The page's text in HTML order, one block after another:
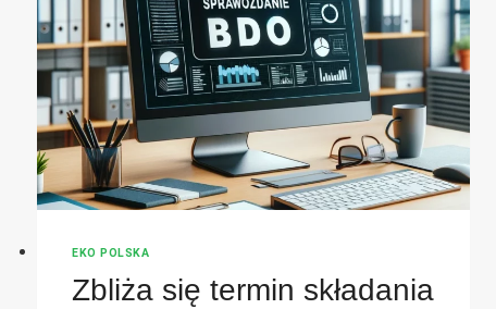
EKO POLSKA
Zbliża się termin składania